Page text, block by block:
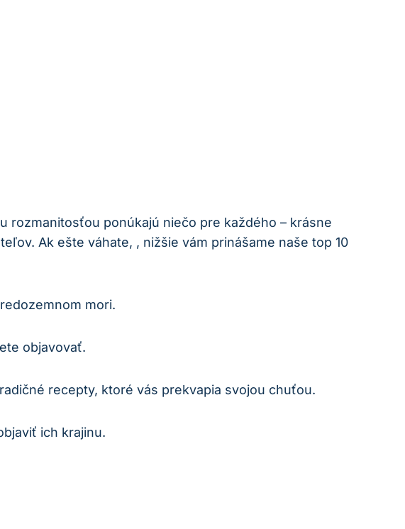
rozmanitosťou ponúkajú niečo pre každého – krásne
Ak ešte váhate, , nižšie vám prinášame naše top 10
mori.
objavovať.
recepty, ktoré vás prekvapia svojou chuťou.
ich krajinu.